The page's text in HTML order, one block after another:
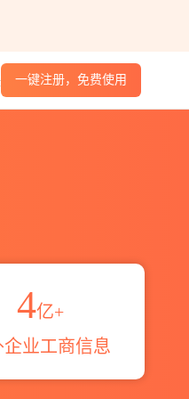
一键注册，免费使用
4亿+
企业工商信息